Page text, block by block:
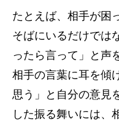
たとえば、相手が困
そばにいるだけでは
ったら言って」と声
相手の言葉に耳を傾
思う」と自分の意見
した振る舞いには、